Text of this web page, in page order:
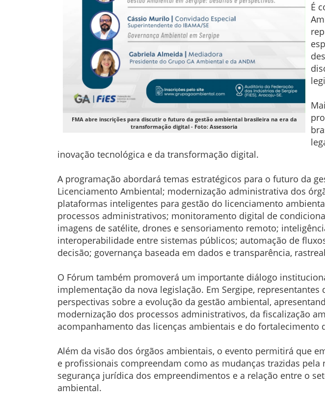
FMA abre inscrições para discutir o futuro da gestão ambiental brasileira na era da
transformação digital - Foto: Assessoria
É
inovação tecnológica e da transformação digital.
A programação abordará temas estratégicos para o futuro da
Licenciamento Ambiental; modernização administrativa dos
plataformas inteligentes para gestão do licenciamento
processos administrativos; monitoramento digital de
imagens de satélite, drones e sensoriamento remoto;
interoperabilidade entre sistemas públicos; automação de
decisão; governança baseada em dados e transparência,
O Fórum também promoverá um importante diálogo
implementação da nova legislação. Em Sergipe,
perspectivas sobre a evolução da gestão ambiental,
modernização dos processos administrativos, da fiscalização
acompanhamento das licenças ambientais e do fortalecimento
Além da visão dos órgãos ambientais, o evento permitirá que
e profissionais compreendam como as mudanças trazidas
segurança jurídica dos empreendimentos e a relação entre o
ambiental.